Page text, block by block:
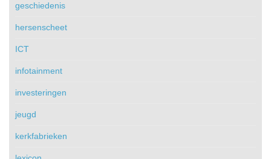
geschiedenis
hersenscheet
ICT
infotainment
investeringen
jeugd
kerkfabrieken